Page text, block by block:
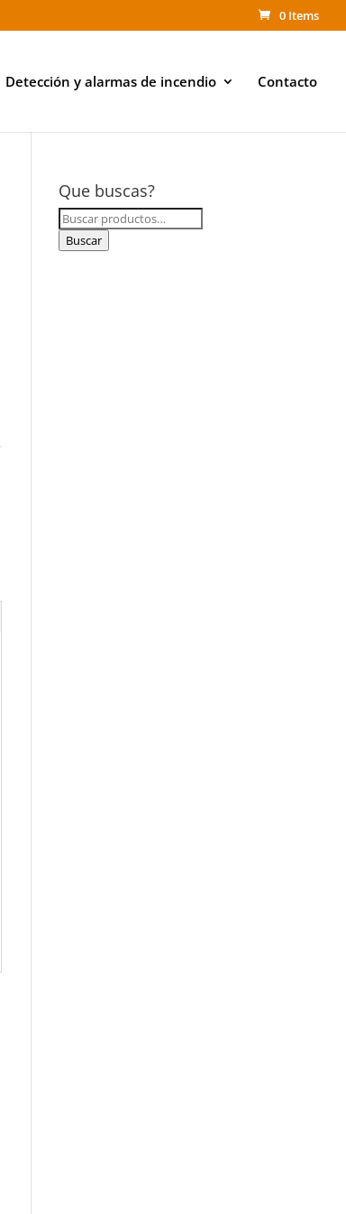
0 Items
Detección y alarmas de incendio Contacto
Que buscas?
Buscar
por:
Buscar